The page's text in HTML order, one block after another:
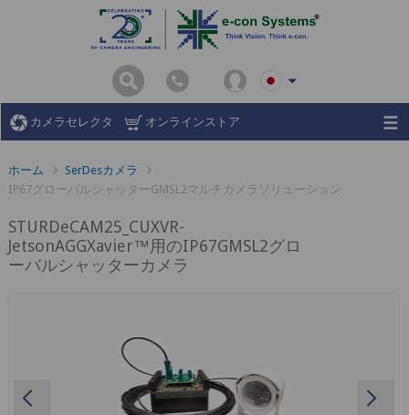
カメラセレクタ オンラインストア
ホーム
SerDesカメラ
IP67グローバルシャッターGMSL2マルチカメラソリューション
STURDeCAM25_CUXVR-
JetsonAGGXavier™用のIP67GMSL2グロ
ーバルシャッターカメラ